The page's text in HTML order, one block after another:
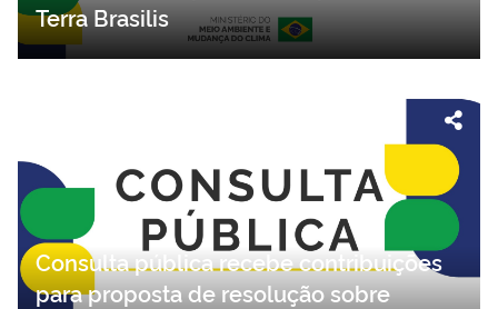
Terra Brasilis
Consulta pública recebe contribuições
para proposta de resolução sobre